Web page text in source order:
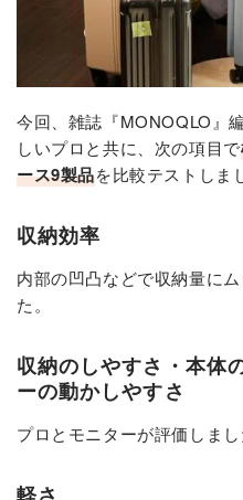
今回、雑誌『MONOQLO』
しいプロと共に、次の項目で
ース9製品を比較テストしま
収納効率
内部の凹凸などで収納量に
た。
収納のしやすさ・本体
ーの動かしやすさ
プロとモニターが評価しまし